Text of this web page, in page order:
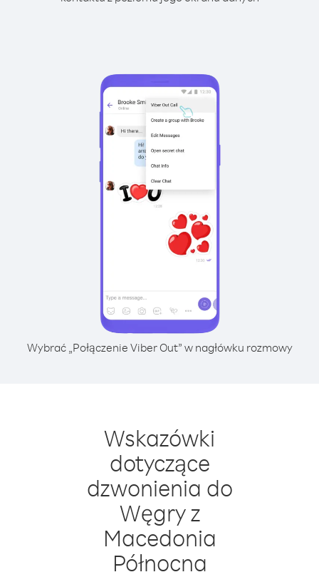
Wybrać „Połączenie Viber Out” w nagłówku rozmowy
Wskazówki
dotyczące
dzwonienia do
Węgry z
Macedonia
Północna